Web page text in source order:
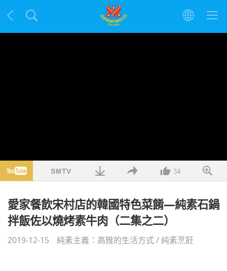
34
愛家餐飲宋村店的韓國特色菜餚—純素石鍋
拌飯佐以燒烤素牛肉（二集之二）
2019-12-15 純素主義：高雅的生活方式/ 純素烹飪